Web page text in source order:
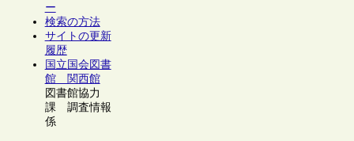
ー
検索の方法
サイトの更新
履歴
国立国会図書
館 関西館
図書館協力
課 調査情報
係